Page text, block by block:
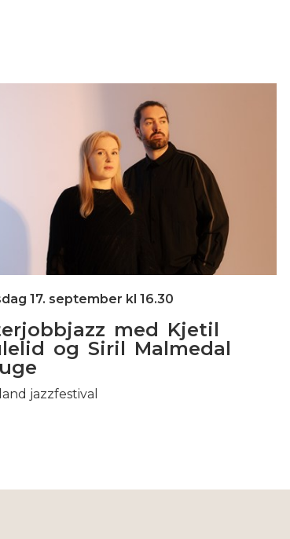
17. september kl 16.30
med Kjetil
og Siril Malmedal
jazzfestival